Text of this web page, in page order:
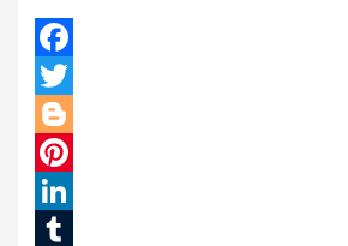
Facebook
Twitter
Blogger
Pinterest
LinkedIn